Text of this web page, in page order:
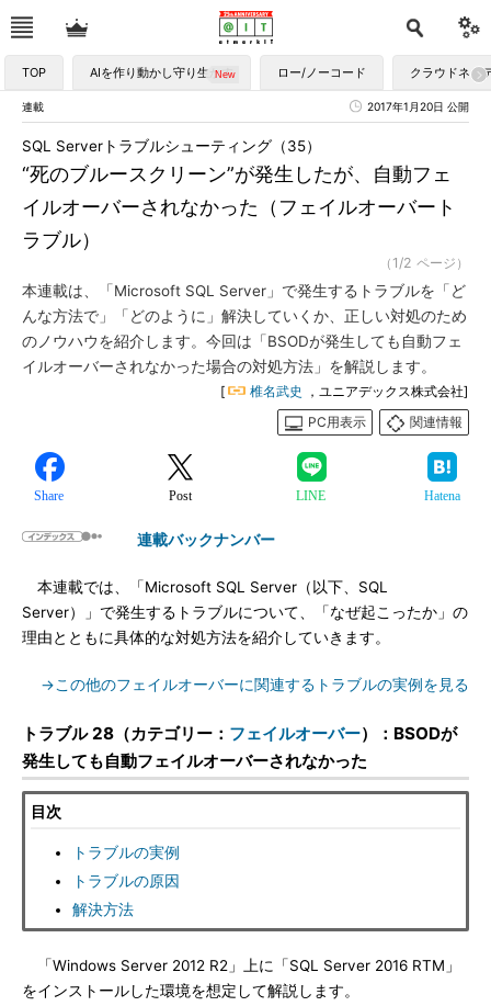
TOP AIを作り動かし守り生かす ロー/ノーコード クラウドネイ
連載 2017年1月20日 公開
“死のブルースクリーン”が発生したが、自動フェ
イルオーバーされなかった（フェイルオーバート
ラブル）
SQL Serverトラブルシューティング（35）
（1/2 ページ）
本連載は、「Microsoft SQL Server」で発生するトラブルを「ど
んな方法で」「どのように」解決していくか、正しい対処のため
のノウハウを紹介します。今回は「BSODが発生しても自動フェ
イルオーバーされなかった場合の対処方法」を解説します。
[ 椎名武史
，ユニアデックス株式会社]
PC用表示
関連情報
Share Post LINE Hatena
連載バックナンバー
本連載では、「Microsoft SQL Server（以下、SQL
Server）」で発生するトラブルについて、「なぜ起こったか」の
理由とともに具体的な対処方法を紹介していきます。
→この他のフェイルオーバーに関連するトラブルの実例を見る
トラブル 28（カテゴリー： フェイルオーバー）：BSODが
発生しても自動フェイルオーバーされなかった
目次
トラブルの実例
トラブルの原因
解決方法
「Windows Server 2012 R2」上に「SQL Server 2016 RTM」
をインストールした環境を想定して解説します。